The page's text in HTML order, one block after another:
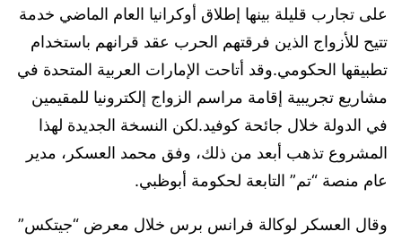
على تجارب قليلة بينها إطلاق أوكرانيا العام الماضي خدمة
تتيح للأزواج الذين فرقتهم الحرب عقد قرانهم باستخدام
تطبيقها الحكومي.وقد أتاحت الإمارات العربية المتحدة في
مشاريع تجريبية إقامة مراسم الزواج إلكترونيا للمقيمين
في الدولة خلال جائحة كوفيد.لكن النسخة الجديدة لهذا
المشروع تذهب أبعد من ذلك، وفق محمد العسكر، مدير
عام منصة “تم” التابعة لحكومة أبوظبي.
وقال العسكر لوكالة فرانس برس خلال معرض “جيتكس”